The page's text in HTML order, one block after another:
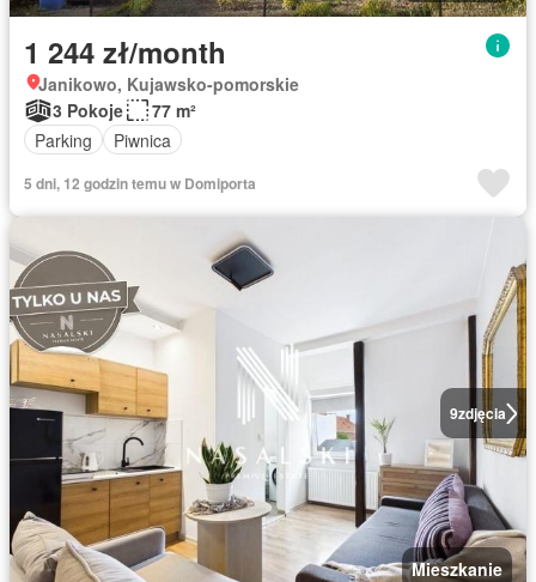
1 244 zł/month
Janikowo, Kujawsko-pomorskie
3 Pokoje
77 m²
Parking
Piwnica
5 dni, 12 godzin temu w Domiporta
9zdjęcia
Mieszkanie